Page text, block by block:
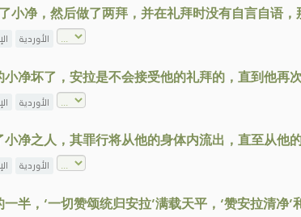
小净，然后做了两拜，并在礼拜时没有自言自语，
الأوردية
净坏了，安拉是不会接受他的礼拜的，直到他再
الأوردية
净之人，其罪行将从他的身体内流出，直至从他
الأوردية
半，‘一切赞颂统归安拉’满载天平，‘赞安拉清净